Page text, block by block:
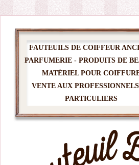
FAUTEUILS DE COIFFEUR
PARFUMERIE - PRODUITS DE
MATÉRIEL POUR
VENTE AUX
PARTICULIERS